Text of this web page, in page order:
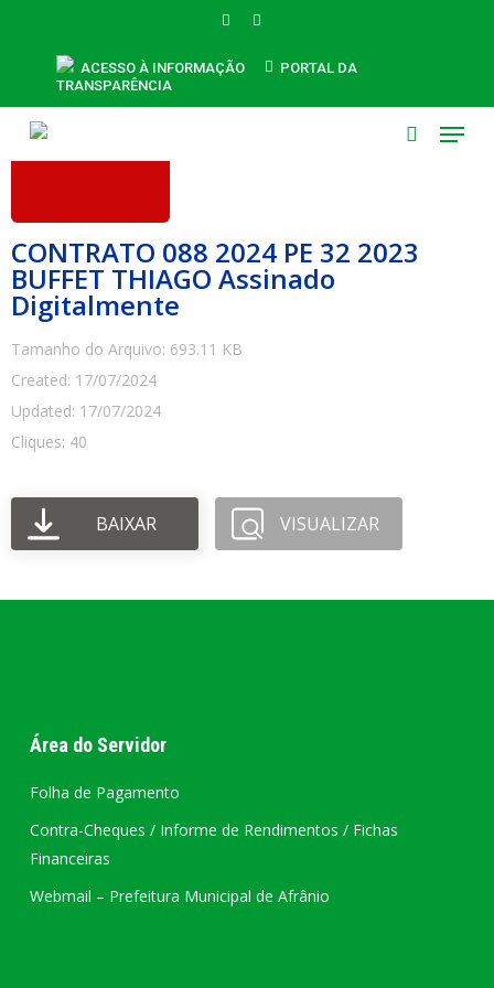
FACEBOOKINSTAGRAM
ACESSO À INFORMAÇÃO
PORTAL DA
TRANSPARÊNCIA
Menu
CONTRATO 088 2024 PE 32 2023
BUFFET THIAGO Assinado
Digitalmente
Tamanho do Arquivo: 693.11 KB
Created: 17/07/2024
Updated: 17/07/2024
Cliques: 40
BAIXAR VISUALIZAR
Área do Servidor
Folha de Pagamento
Contra-Cheques / Informe de Rendimentos / Fichas
Financeiras
Webmail – Prefeitura Municipal de Afrânio